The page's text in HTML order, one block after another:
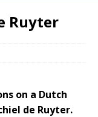
Ruyter
on a Dutch
de Ruyter.